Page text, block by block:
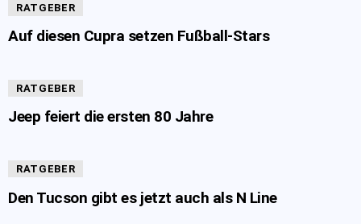
RATGEBER
Auf diesen Cupra setzen Fußball-Stars
RATGEBER
Jeep feiert die ersten 80 Jahre
RATGEBER
Den Tucson gibt es jetzt auch als N Line